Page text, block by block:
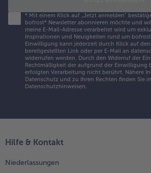
* Mit einem Klick auf „Jetzt anmelden"
bofrost* Newsletter abonnieren möchte und
meine E-Mail-Adresse verarbeitet wird um
Inspirationen und Neuigkeiten rund um
Einwilligung kann jederzeit durch Klick auf
bereitgestellten Link oder per E-Mail an
widerrufen werden. Durch den Widerruf der
Rechtmäßigkeit der aufgrund der Einwilligung
erfolgten Verarbeitung nicht berührt. Nähere
Datenschutz und zu Ihren Rechten finden Sie
Datenschutzhinweisen.
Hilfe & Kontakt
Niederlassungen